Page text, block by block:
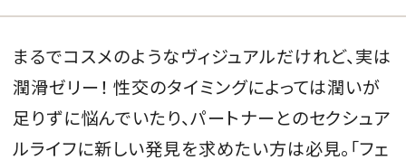
FORTUNE
SDGs
まるでコスメのようなヴィジュアルだけれど、実は
潤滑ゼリー！ 性交のタイミングによっては潤いが
足りずに悩んでいたり、パートナーとのセクシュア
ルライフに新しい発見を求めたい方は必見。「フェ